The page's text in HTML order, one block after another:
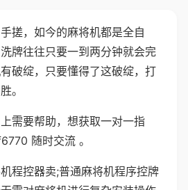
搓，如今的麻将机都是全自
牌往往只要一到两分钟就会完
破绽，只要懂得了这破绽，打
。
需要帮助，想获取一对一指
随时交流 。
程控器卖;普通麻将机程序控牌